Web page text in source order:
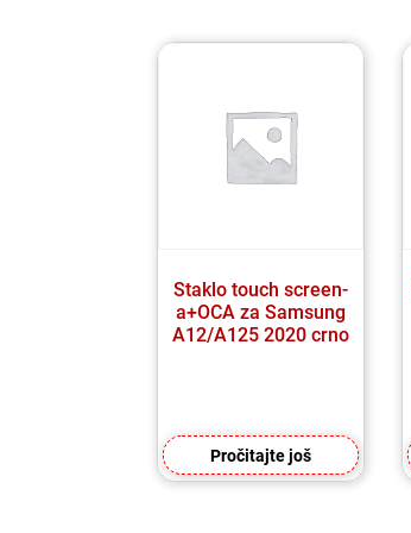
Staklo touch screen-
a+OCA za Samsung
A12/A125 2020 crno
Pročitajte još